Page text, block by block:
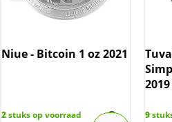
Niue - Bitcoin 1 oz 2021
2stuks op voorraad 9